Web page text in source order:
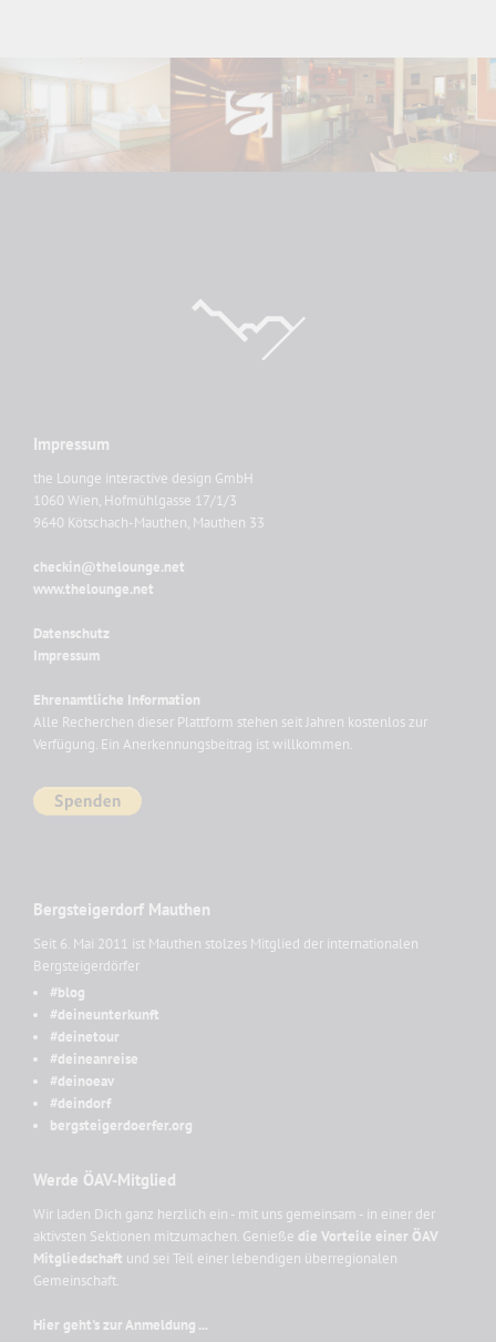
Impressum
the Lounge interactive design GmbH
1060 Wien, Hofmühlgasse 17/1/3
9640 Kötschach-Mauthen, Mauthen 33
checkin@thelounge.net
www.thelounge.net
Datenschutz
Impressum
Ehrenamtliche Information
Alle Recherchen dieser Plattform stehen seit Jahren kostenlos zur
Verfügung. Ein Anerkennungsbeitrag ist willkommen.
Bergsteigerdorf Mauthen
Seit 6. Mai 2011 ist Mauthen stolzes Mitglied der internationalen
Bergsteigerdörfer
#blog
#deineunterkunft
#deinetour
#deineanreise
#deinoeav
#deindorf
bergsteigerdoerfer.org
Werde ÖAV-Mitglied
Wir laden Dich ganz herzlich ein - mit uns gemeinsam - in einer der
aktivsten Sektionen mitzumachen. Genieße die Vorteile einer ÖAV
Mitgliedschaft und sei Teil einer lebendigen überregionalen
Gemeinschaft.
Hier geht's zur Anmeldung ...